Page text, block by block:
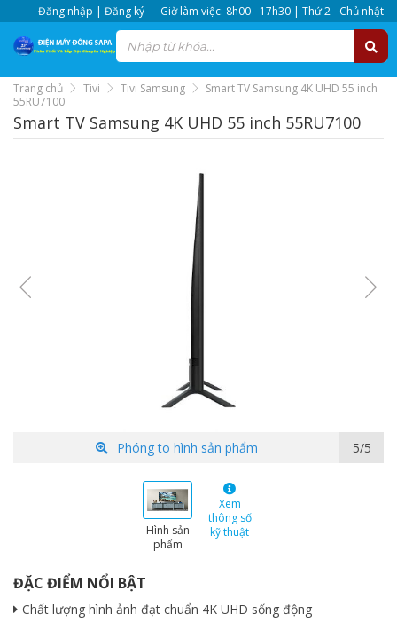
Đăng nhập | Đăng ký Giờ làm việc: 8h00 - 17h30 | Thứ 2 - Chủ nhật
Trang chủ Tivi Tivi Samsung
Smart TV Samsung 4K UHD 55 inch
55RU7100
Smart TV Samsung 4K UHD 55 inch 55RU7100
Phóng to hình sản phẩm 5/5
Hình sản
phẩm
Xem
thông số
kỹ thuật
ĐẶC ĐIỂM NỔI BẬT
Chất lượng hình ảnh đạt chuẩn 4K UHD sống động